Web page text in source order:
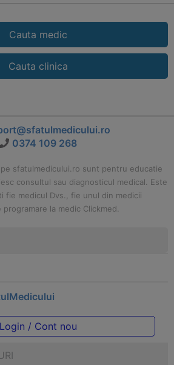
Cauta medic
Cauta clinica
0374 109 268
sfatulmedicului.ro sunt pentru educatie
consultul sau diagnosticul medical. Este
fie medicul Dvs., fie unul din medicii
la medic Clickmed.
Login / Cont nou